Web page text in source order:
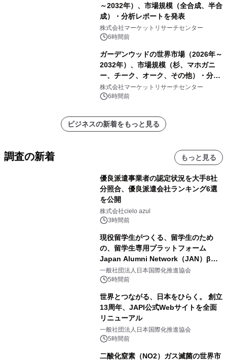
～2032年）、市場規模（全合成、半合
成）・分析レポートを発表
株式会社マーケットリサーチセンター
6時間前
ガーデンウッドの世界市場（2026年～
2032年）、市場規模（杉、マホガニ
ー、チーク、オーク、その他）・分析
レポートを発表
株式会社マーケットリサーチセンター
6時間前
ビジネスの新着をもっと見る
調査の新着 もっと見る
優良派遣事業者の認定状況を大手8社
分照合、優良派遣会社ランキング6選
を公開
株式会社cielo azul
3時間前
現役留学生がつくる、留学生のため
の、留学生専用プラットフォーム
Japan Alumni Network（JAN）β版
をリリース
一般社団法人日本国際化推進協会
5時間前
世界とつながる、日本をひらく。 創立
13周年、JAPI公式Webサイトを全面
リニューアル
一般社団法人日本国際化推進協会
5時間前
二酸化窒素（NO2）ガス滅菌の世界市